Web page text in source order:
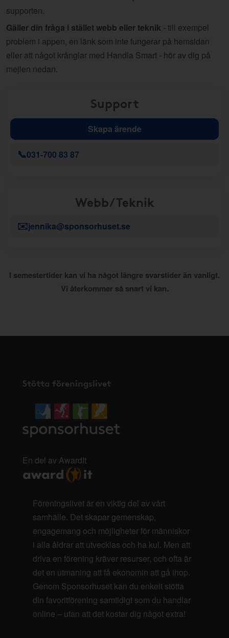
supporten.
Gäller din fråga i stället webb eller teknik - till exempel
problem i appen, en länk som inte fungerar på hemsidan
eller att något krånglar med Handla Smart - hör av dig på
mejlen nedan.
Support
Skapa ärende
📞031-700 83 87
Webb/Teknik
✉️jennika@sponsorhuset.se
I semestertider kan vi ha något längre svarstider än vanligt.
Vi återkommer så snart vi kan.
Stötta föreningslivet
En del av AwardIt
Föreningslivet är en viktig del av vårt
samhälle. Det skapar gemenskap,
engagemang och möjligheter för människor
i alla åldrar att utvecklas och ha kul. Men att
driva en förening kräver resurser, och ofta är
det en utmaning att få ekonomin att gå ihop.
Genom Sponsorhuset kan du enkelt stötta
din favoritförening samtidigt som du handlar
online – utan att det kostar dig något extra!